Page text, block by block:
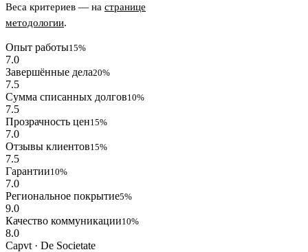
Веса критериев — на странице
методологии.
Опыт работы15%
7.0
Завершённые дела20%
7.5
Сумма списанных долгов10%
7.5
Прозрачность цен15%
7.0
Отзывы клиентов15%
7.5
Гарантии10%
7.0
Региональное покрытие5%
9.0
Качество коммуникации10%
8.0
Capvt · De Societate